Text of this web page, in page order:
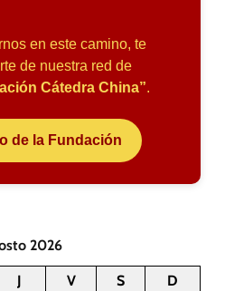
en este camino, te
de nuestra red de
Cátedra China”.
de la Fundación
2026
J V S
D